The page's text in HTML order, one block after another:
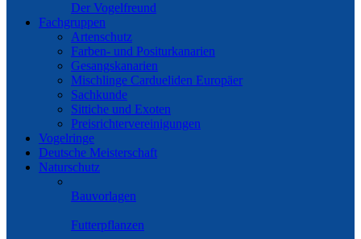
Der Vogelfreund
Fachgruppen
Artenschutz
Farben- und Positurkanarien
Gesangskanarien
Mischlinge Cardueliden Europäer
Sachkunde
Sittiche und Exoten
Preisrichtervereinigungen
Vogelringe
Deutsche Meisterschaft
Naturschutz
Bauvorlagen
Futterpflanzen